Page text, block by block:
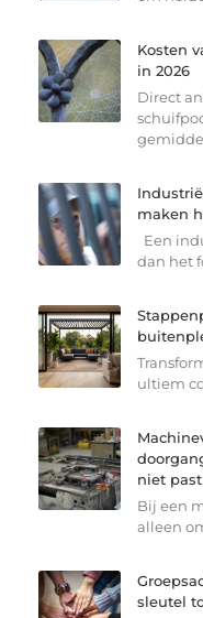
Kosten
in 2026
Direct
maken
Een
dan het
ultiem
niet past
Bij een
alleen
sleutel